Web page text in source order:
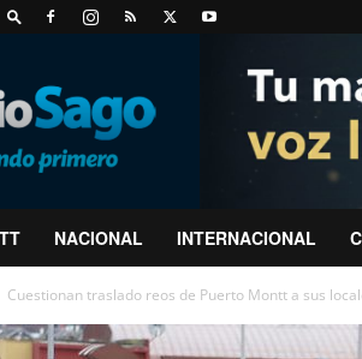
NACIONAL INTERNACIONAL
Cuestionan traslado reos de Puerto Montt a sus